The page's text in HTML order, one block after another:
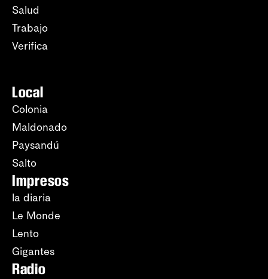
Salud
Trabajo
Verifica
Local
Colonia
Maldonado
Paysandú
Salto
Impresos
la diaria
Le Monde
Lento
Gigantes
Radio